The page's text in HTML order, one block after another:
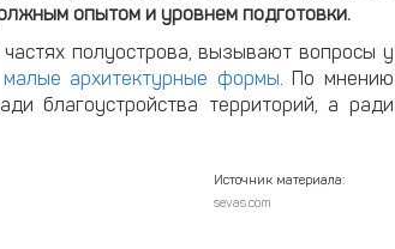
опытом и уровнем подготовки.
полуострова, вызывают вопросы у
малые архитектурные формы. По мнению
благоустройства территорий, а ради
Источник материала:
sevas.com